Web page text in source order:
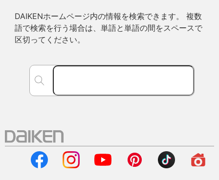
DAIKENホームページ内の情報を検索できます。 複数
語で検索を行う場合は、単語と単語の間をスペースで
区切ってください。